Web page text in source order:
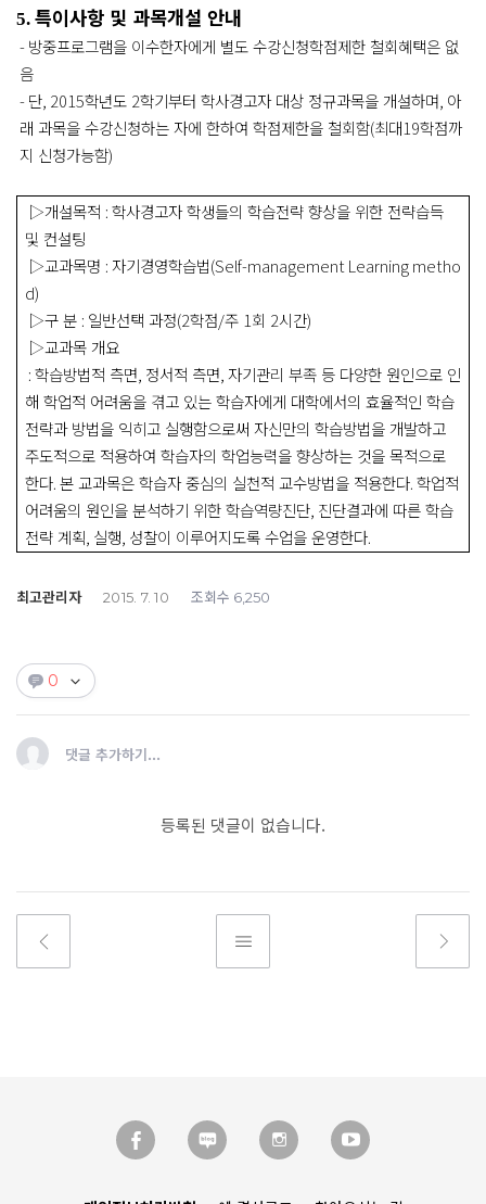
5. 특이사항 및 과목개설 안내
-방중프로그램을 이수한자에게 별도 수강신청학점제한 철회혜택은 없
음
-단, 2015학년도 2학기부터 학사경고자 대상 정규과목을 개설하며, 아
래 과목을 수강신청하는 자에 한하여 학점제한을 철회함(최대19학점까
지 신청가능함)
▷개설목적 :학사경고자 학생들의 학습전략 향상을 위한 전략습득
및 컨설팅
▷교과목명 :자기경영학습법(Self-management Learning metho
d)
▷구 분 : 일반선택 과정(2학점/주 1회 2시간)
▷교과목 개요
:학습방법적 측면, 정서적 측면,자기관리 부족 등 다양한 원인으로 인
해 학업적 어려움을 겪고 있는 학습자에게 대학에서의 효율적인 학습
전략과 방법을 익히고 실행함으로써 자신만의 학습방법을 개발하고
주도적으로 적용하여 학습자의 학업능력을 향상하는 것을 목적으로
한다.본 교과목은 학습자 중심의 실천적 교수방법을 적용한다.학업적
어려움의 원인을 분석하기 위한 학습역량진단, 진단결과에 따른 학습
전략 계획, 실행, 성찰이 이루어지도록 수업을 운영한다.
최고관리자 2015. 7. 10 조회수 6,250
0
댓글 추가하기...
등록된 댓글이 없습니다.